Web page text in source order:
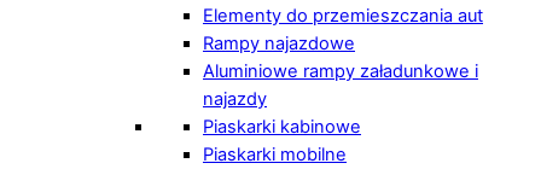
Elementy do przemieszczania aut
Rampy najazdowe
Aluminiowe rampy załadunkowe i
najazdy
Piaskarki kabinowe
Piaskarki mobilne